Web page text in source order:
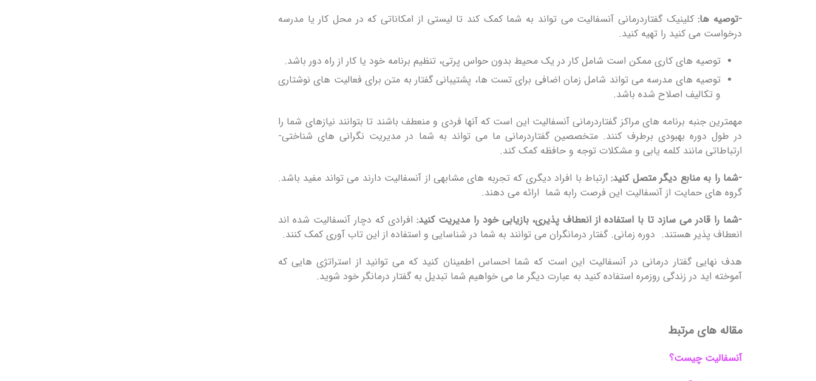
-توصیه ها:کلینیک گفتاردرمانی آنسفالیت می تواند به شما کمک کند تا لیستی از امکاناتی که در محل کار یا مدرسه
درخواست می کنید را تهیه کنید.
توصیه های کاری ممکن است شامل کار در یک محیط بدون حواس پرتی، تنظیم برنامه خود یا کار از راه دور باشد.
توصیه های مدرسه می تواند شامل زمان اضافی برای تست ها، پشتیبانی گفتار به متن برای فعالیت های نوشتاری
و تکالیف اصلاح شده باشد.
مهمترین جنبه برنامه های مراکز گفتاردرمانی آنسفالیت این است که آنها فردی و منعطف باشند تا بتوانند نیازهای شما را
در طول دوره بهبودی برطرف کنند. متخصصین گفتاردرمانی ما می تواند به شما در مدیریت نگرانی های شناختی-
ارتباطاتی مانند کلمه یابی و مشکلات توجه و حافظه کمک کند.
-شما را به منابع دیگر متصل کنید:ارتباط با افراد دیگری که تجربه های مشابهی از آنسفالیت دارند می تواند مفید باشد.
گروه های حمایت از آنسفالیت این فرصت رابه شما ارائه می دهند.
-شما را قادر می سازد تا با استفاده از انعطاف پذیری، بازیابی خود را مدیریت کنید: افرادی که دچار آنسفالیت شده اند
انعطاف پذیر هستند. دوره زمانی. گفتار درمانگران می توانند به شما در شناسایی و استفاده از این تاب آوری کمک کنند.
هدف نهایی گفتار درمانی در آنسفالیت این است که شما احساس اطمینان کنید که می توانید از استراتژی هایی که
آموخته اید در زندگی روزمره استفاده کنید‌ به عبارت دیگر ما می خواهیم شما تبدیل به گفتار درمانگر خود شوید.
مقاله های مرتبط
آنسفالیت چیست؟